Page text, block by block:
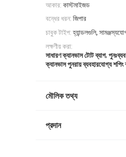
আকার: কাস্টমাইজড
বন্ধের ধরন: জিপার
চাবুক টাইপ: হ্যান্ডলগুলি,
লক্ষণীয় করা:
সাধারণ ক্যানভাস টোট ব্যাগ,
ক্যানভাস পুনরায় ব্যবহারযোগ্য শপিং
মৌলিক তথ্য
প্রদান